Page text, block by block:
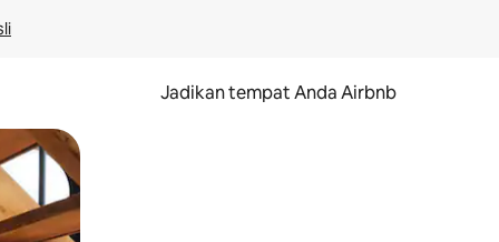
Jadikan tempat Anda Airbnb